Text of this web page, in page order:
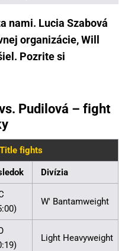
nami. Lucia Szabová
organizácie, Will
Pozrite si
Pudilová – fight
fights
Divízia
W' Bantamweight
Light Heavyweight